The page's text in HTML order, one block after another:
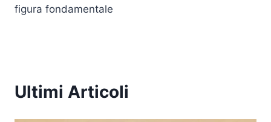
figura fondamentale
Ultimi Articoli